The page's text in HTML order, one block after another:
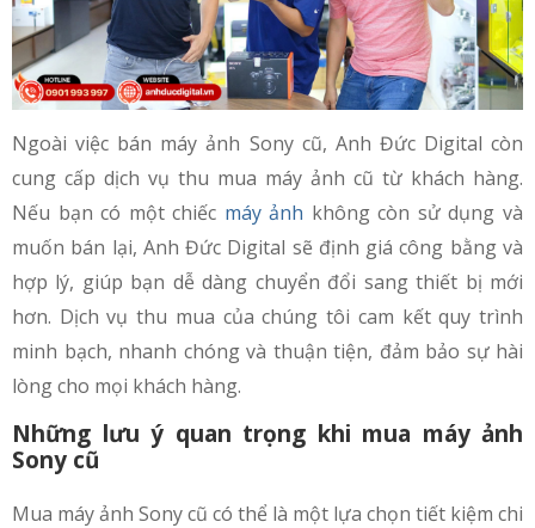
Ngoài việc bán máy ảnh Sony cũ, Anh Đức Digital còn
cung cấp dịch vụ thu mua máy ảnh cũ từ khách hàng.
Nếu bạn có một chiếc máy ảnh không còn sử dụng và
muốn bán lại, Anh Đức Digital sẽ định giá công bằng và
hợp lý, giúp bạn dễ dàng chuyển đổi sang thiết bị mới
hơn. Dịch vụ thu mua của chúng tôi cam kết quy trình
minh bạch, nhanh chóng và thuận tiện, đảm bảo sự hài
lòng cho mọi khách hàng.
Những lưu ý quan trọng khi mua máy ảnh
Sony cũ
Mua máy ảnh Sony cũ có thể là một lựa chọn tiết kiệm chi